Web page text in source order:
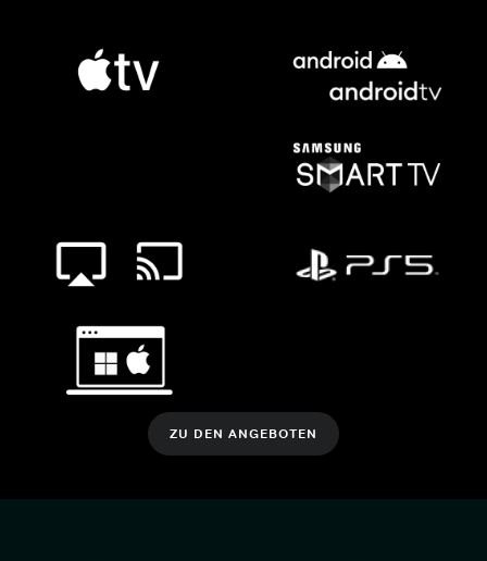
ZU DEN ANGEBOTEN